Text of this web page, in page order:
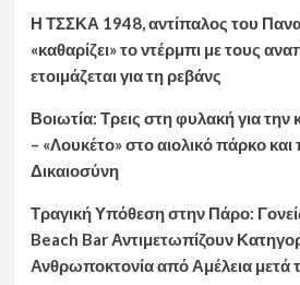
Η ΤΣΣΚΑ 1948, αντίπαλος του
«καθαρίζει» το ντέρμπι με τους
ετοιμάζεται για τη ρεβάνς
Βοιωτία: Τρεις στη φυλακή για
– «Λουκέτο» στο αιολικό πάρκο
Δικαιοσύνη
Τραγική Υπόθεση στην Πάρο:
Beach Bar Αντιμετωπίζουν
Ανθρωποκτονία από Αμέλεια μετά